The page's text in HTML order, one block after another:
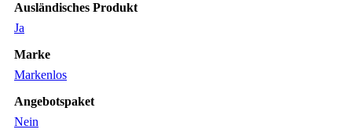
glänzen
Band
black
Poseidon
Menge
Ausländisches Produkt
Ja
Marke
Markenlos
Angebotspaket
Nein